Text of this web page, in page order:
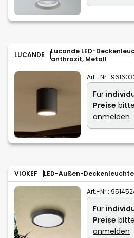
LUCANDE
Lucande LED-
anthrazit, Metall
Art.-Nr.:
Für
Preise bitte
anmelden
VIOKEF LED-Außen-
Art.-Nr.:
Für
Preise bitte
anmelden